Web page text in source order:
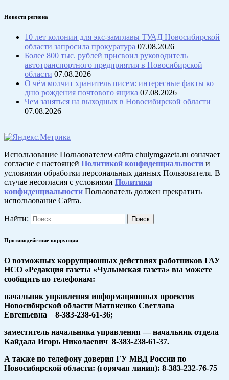
Новости региона
10 лет колонии для экс-замглавы ТУАД Новосибирской
области запросила прокуратура 07.08.2026
Более 800 тыс. рублей присвоил руководитель
автотранспортного предприятия в Новосибирской
области 07.08.2026
О чём молчит хранитель писем: интересные факты ко
дню рождения почтового ящика 07.08.2026
Чем заняться на выходных в Новосибирской области
07.08.2026
Использование Пользователем сайта chulymgazeta.ru означает
согласие с настоящей Политикой конфиденциальности и
условиями обработки персональных данных Пользователя. В
случае несогласия с условиями Политики
конфиденциальности Пользователь должен прекратить
использование Сайта.
Найти:
Противодействие коррупции
О возможных коррупционных действиях работников ГАУ
НСО «Редакция газеты «Чулымская газета» вы можете
сообщить по телефонам:
начальник управления информационных проектов
Новосибирской области Матвиенко Светлана
Евгеньевна 8-383-238-61-36;
заместитель начальника управления — начальник отдела
Кайдала Игорь Николаевич 8-383-238-61-37.
А также по телефону доверия ГУ МВД России по
Новосибирской области: (горячая линия): 8-383-232-76-75